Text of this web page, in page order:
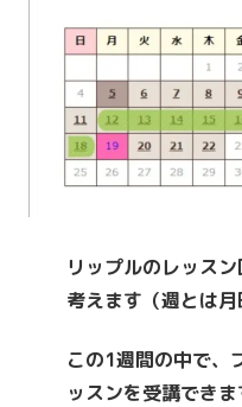
リップルのレッス
考えます（週とは
この1週間の中で、
ッスンを受講できま